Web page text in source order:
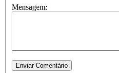
Mensagem: